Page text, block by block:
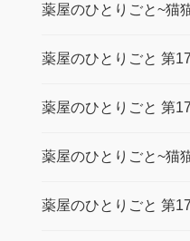
薬屋のひとりごと~猫
薬屋のひとりごと 第
薬屋のひとりごと 第
薬屋のひとりごと~猫
薬屋のひとりごと 第